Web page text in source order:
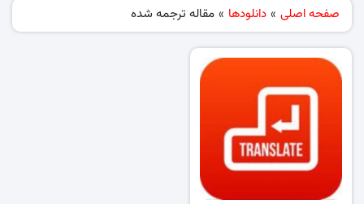
صفحه اصلی » دانلودها » مقاله ترجمه شده